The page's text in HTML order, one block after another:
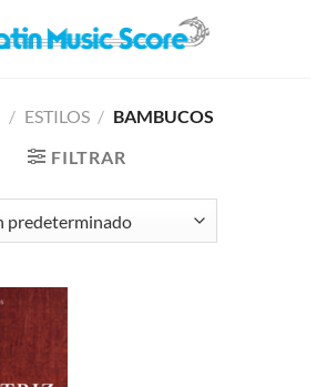
/ ESTILOS / BAMBUCOS
FILTRAR